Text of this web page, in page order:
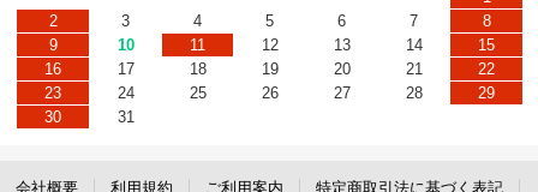
2
3 4 5 6 7
8
9
10 11 12 13 14
15
16
17 18 19 20 21
22
23
24 25 26 27 28
29
30
31
会社概要 利用規約 ご利用案内 特定商取引法に基づく表記